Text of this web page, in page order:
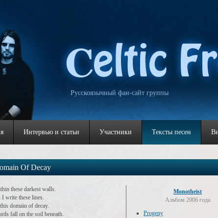
Русскоязычный фан-сайт группы
Интервью и статьи Участники Тексты песен
Of Decay
these darkest walls.
I write these lines.
domain of decay.
fall on the soil beneath.
Monotheist
Альбом 2006 года
Progeny